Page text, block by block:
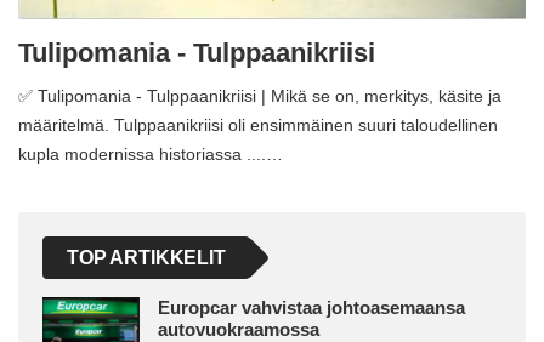
Tulipomania - Tulppaanikriisi
✅ Tulipomania - Tulppaanikriisi | Mikä se on, merkitys, käsite ja
määritelmä. Tulppaanikriisi oli ensimmäinen suuri taloudellinen
kupla modernissa historiassa ....…
TOP ARTIKKELIT
Europcar vahvistaa johtoasemaansa
autovuokraamossa